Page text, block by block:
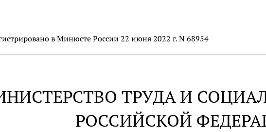
в Минюсте России 22 июня 2022 г. N 68954
ТРУДА И
РОССИЙСКОЙ